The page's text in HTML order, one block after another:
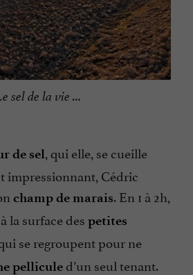
sel de la vie …
de sel, qui elle, se cueille
impressionnant, Cédric
champ de marais. En 1 à 2h,
la surface des petites
se regroupent pour ne
pelliculed’un seul tenant.